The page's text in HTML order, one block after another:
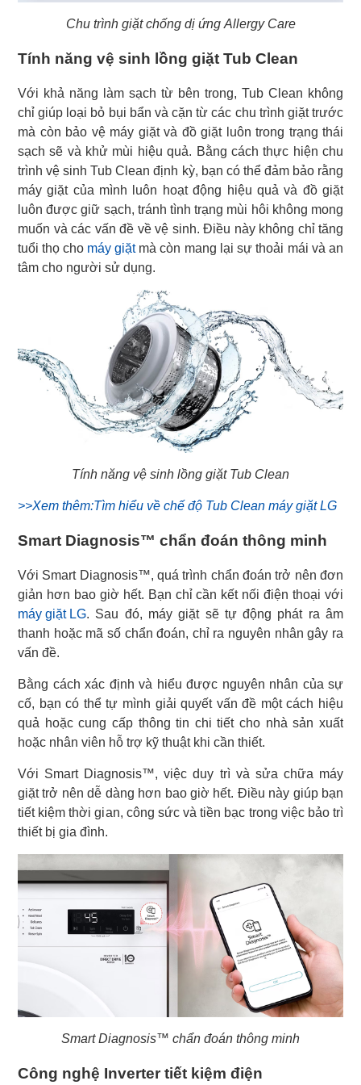
Chu trình giặt chống dị ứng Allergy Care
Tính năng vệ sinh lồng giặt Tub Clean
Với khả năng làm sạch từ bên trong, Tub Clean không
chỉ giúp loại bỏ bụi bẩn và cặn từ các chu trình giặt trước
mà còn bảo vệ máy giặt và đồ giặt luôn trong trạng thái
sạch sẽ và khử mùi hiệu quả. Bằng cách thực hiện chu
trình vệ sinh Tub Clean định kỳ, bạn có thể đảm bảo rằng
máy giặt của mình luôn hoạt động hiệu quả và đồ giặt
luôn được giữ sạch, tránh tình trạng mùi hôi không mong
muốn và các vấn đề về vệ sinh. Điều này không chỉ tăng
tuổi thọ cho máy giặtmà còn mang lại sự thoải mái và an
tâm cho người sử dụng.
Tính năng vệ sinh lồng giặt Tub Clean
>>Xem thêm:Tìm hiểu về chế độ Tub Clean máy giặt LG
Smart Diagnosis™ chẩn đoán thông minh
Với Smart Diagnosis™, quá trình chẩn đoán trở nên đơn
máy giặt LG. Sau đó, máy giặt sẽ tự động phát ra âm
thanh hoặc mã số chẩn đoán, chỉ ra nguyên nhân gây ra
vấn đề.
Bằng cách xác định và hiểu được nguyên nhân của sự
cố, bạn có thể tự mình giải quyết vấn đề một cách hiệu
quả hoặc cung cấp thông tin chi tiết cho nhà sản xuất
hoặc nhân viên hỗ trợ kỹ thuật khi cần thiết.
Với Smart Diagnosis™, việc duy trì và sửa chữa máy
giặt trở nên dễ dàng hơn bao giờ hết. Điều này giúp bạn
tiết kiệm thời gian, công sức và tiền bạc trong việc bảo trì
thiết bị gia đình.
Smart Diagnosis™ chẩn đoán thông minh
Công nghệ Inverter tiết kiệm điện